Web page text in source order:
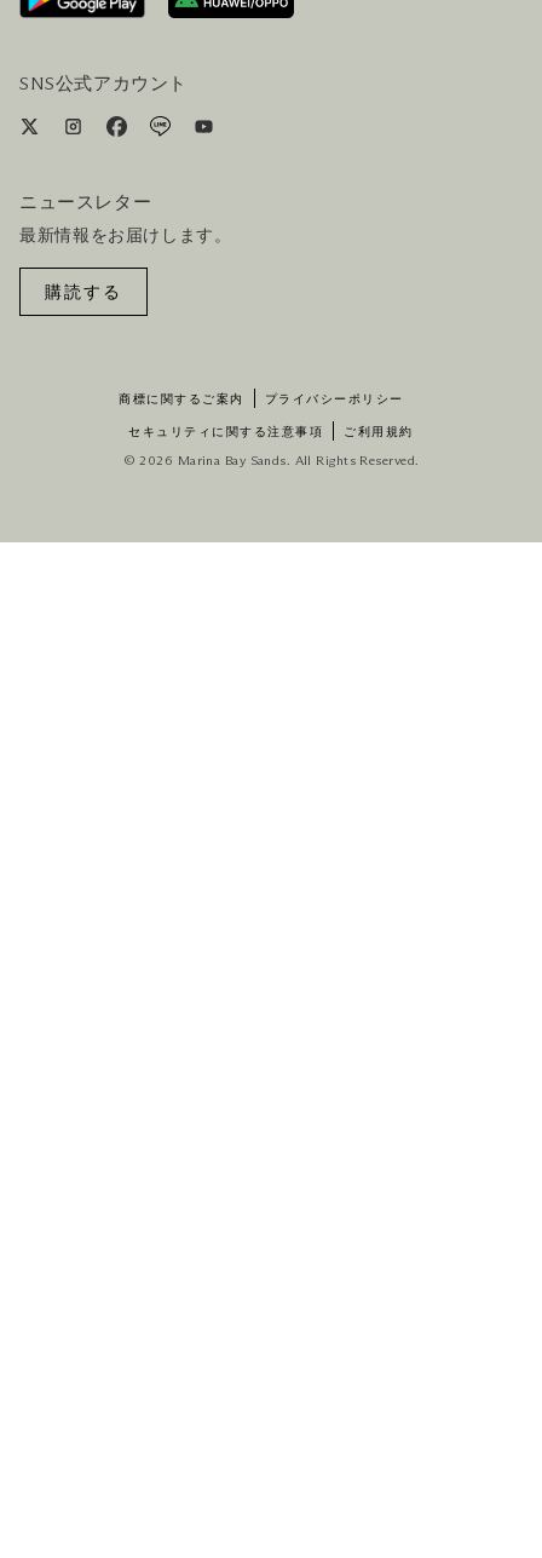
ビジター向けサービス
SNS公式アカウント
ニュースレター
最新情報をお届けします。
購読する
商標に関するご案内 プライバシーポリシー
セキュリティに関する注意事項 ご利用規約
© 2026 Marina Bay Sands. All Rights Reserved.